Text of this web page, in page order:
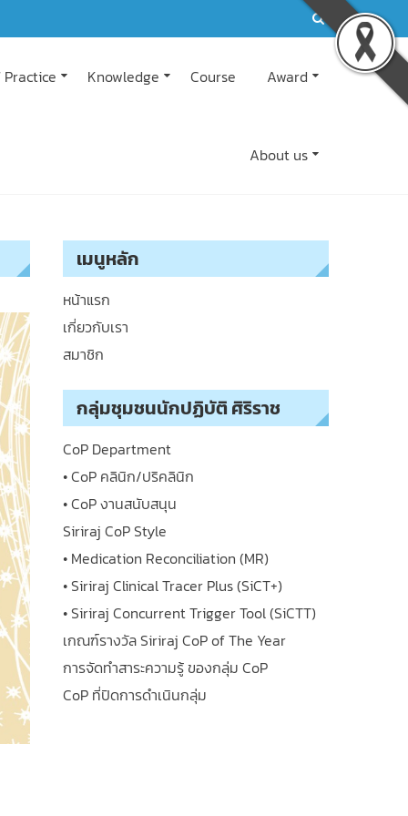
Knowledge Course Award
About us
เมนูหลัก
หน้าแรก
เกี่ยวกับเรา
สมาชิก
กลุ่มชุมชนนักปฏิบัติ ศิริราช
CoP Department
• CoP คลินิก/ปริคลินิก
• CoP งานสนับสนุน
Siriraj CoP Style
• Medication Reconciliation (MR)
• Siriraj Clinical Tracer Plus (SiCT+)
• Siriraj Concurrent Trigger Tool (SiCTT)
เกณฑ์รางวัล Siriraj CoP of The Year
การจัดทำสาระความรู้ ของกลุ่ม CoP
CoP ที่ปิดการดำเนินกลุ่ม